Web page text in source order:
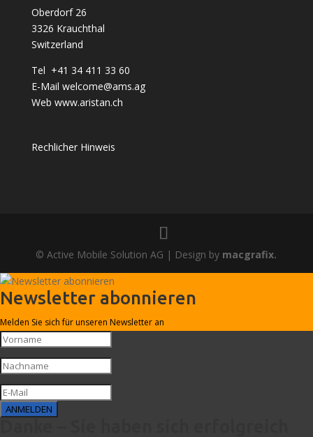
Oberdorf 26
3326 Krauchthal
Switzerland
Tel +41 34 411 33 60
E-Mail welcome@ams.ag
Web www.aristan.ch
Rechlicher Hinweis
© Active Mobile Solution AG | Design by macgrafix.
Newsletter abonnieren
Melden Sie sich für unseren Newsletter an
ANMELDEN